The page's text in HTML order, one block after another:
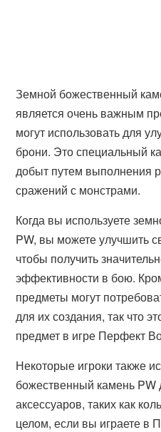
Земной божественный
является очень важным
могут использовать для
брони. Это специальный
добыт путем выполнения
сражений с монстрами.
Когда вы используете
PW, вы можете улучшить
чтобы получить
эффективности в бою.
предметы могут
для их создания, так что
предмет в игре Перфект
Некоторые игроки также
божественный камень PW
аксессуаров, таких как
целом, если вы играете в